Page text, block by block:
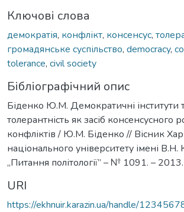
Ключові слова
демократія, конфлікт, консенсус,
громадянське суспільство, democracy,
tolerance, civil society
Бібліографічний опис
Біденко Ю.М. Демократичні інститути
толерантність як засіб консенсусного
конфліктів / Ю.М. Біденко // Вісник
національного університету імені В.Н.
„Питання політології” – № 1091. –
URI
https://ekhnuir.karazin.ua/handle/